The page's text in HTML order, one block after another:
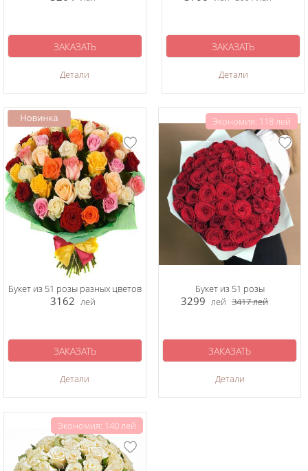
Детали
ЗАКАЗАТЬ
Детали
ЗАКАЗАТЬ
Букет из 51 розы разных цветов
3162 лей
Детали
ЗАКАЗАТЬ
Экономия: 118 лей
Букет из 51 розы
3299 лей 3417лей
Детали
ЗАКАЗАТЬ
Экономия: 140 лей